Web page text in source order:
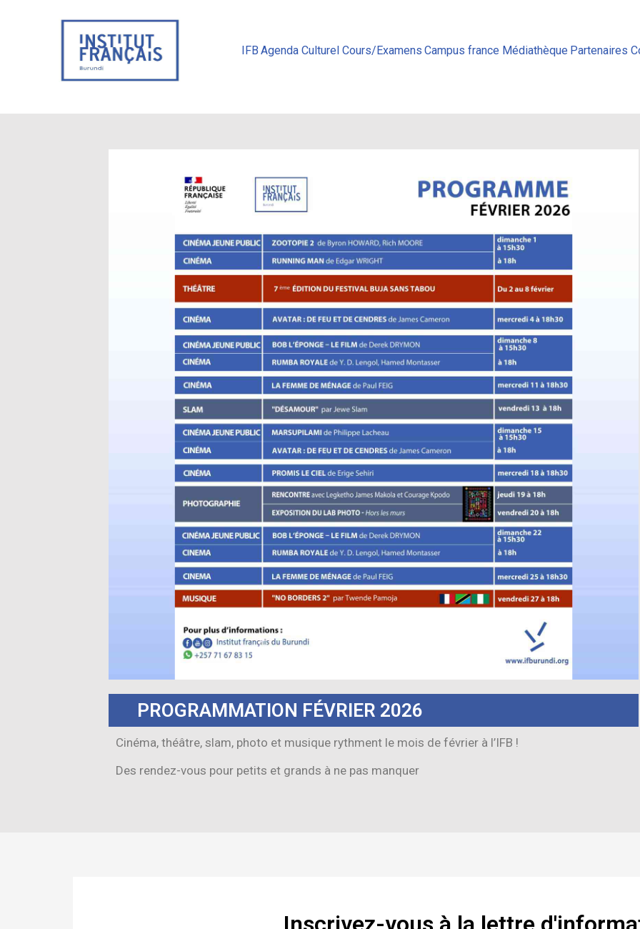
IFB Agenda Culturel Cours/Examens Campus france Médiathèque Partenaires
PROGRAMMATION FÉVRIER 2026
Cinéma, théâtre, slam, photo et musique rythment le mois de février à l’IFB !
Des rendez-vous pour petits et grands à ne pas manquer